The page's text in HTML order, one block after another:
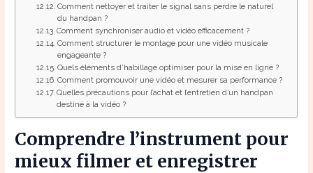
Comment nettoyer et traiter le signal sans perdre le naturel
du handpan ?
Comment synchroniser audio et vidéo efficacement ?
Comment structurer le montage pour une vidéo musicale
engageante ?
Quels éléments d’habillage optimiser pour la mise en ligne ?
Comment promouvoir une vidéo et mesurer sa performance ?
Quelles précautions pour l’achat et l’entretien d’un handpan
destiné à la vidéo ?
Comprendre l’instrument pour
mieux filmer et enregistrer